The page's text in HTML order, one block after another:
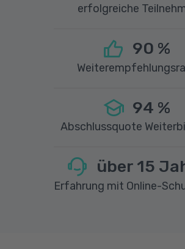
erfolgreiche
90 %
94 %
Abschlussquote
über 15
Erfahrung mit Online-